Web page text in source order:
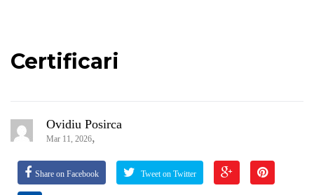
Certificari
Ovidiu Posirca
Mar 11, 2026,
Share on Facebook Tweet on Twitter